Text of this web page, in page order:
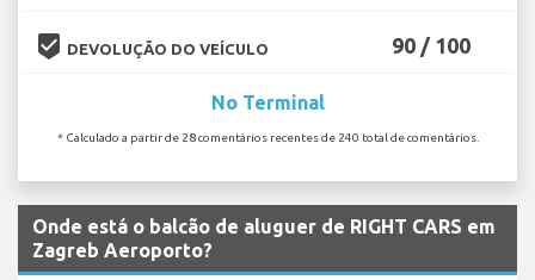
beenhere DEVOLUÇÃO DO VEÍCULO 90 / 100
No Terminal
* Calculado a partir de 28 comentários recentes de 240 total de comentários.
Onde está o balcão de aluguer de RIGHT CARS em
Zagreb Aeroporto?